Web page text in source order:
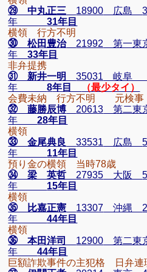
㉙ 中丸正三
18900 広島
年31年目
横領 行方不明
㉚ 松田豊治
21992 第一
年33年目
非弁提携
㉛ 新井一明35031 岐
年8年目
（最少タイ）
会費未納 行方不明 元検
㉜ 藤勝辰博
20613 第二
年28年目
横領
㉝ 金尾典良
33531 広島
年 11年目
預り金の横領 当時78歳
㉞ 梁 英哲 27935 大阪
年 15年目
横領
㉟ 比嘉正憲
13307 沖縄
年44年目
横領
㊱ 本田洋司 12900 第二東
年44年目
巨額詐欺事件の主犯格 日弁連